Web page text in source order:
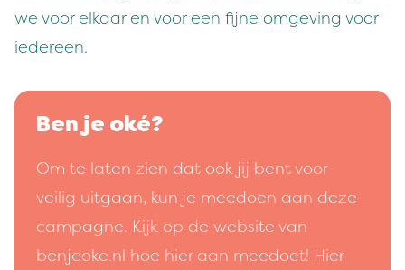
we voor elka­ar en voor een fijne omgev­ing voor
iedereen.
Ben je oké?
Om te laten zien dat ook jij bent voor
veilig uitgaan, kun je meedoen aan deze
campagne. Kijk op de website van
benjeoke.nl hoe hier aan meedoet! Hier